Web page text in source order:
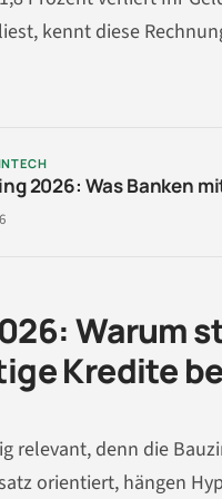
kennt diese
2026: Was Banken
Warum
Kredite
relevant, denn die
orientiert, hängen